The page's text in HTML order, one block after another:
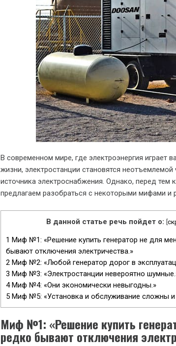
В современном мире, где электроэнергия играет
жизни, электростанции становятся
источника электроснабжения. Однако, перед тем
предлагаем разобраться с некоторыми мифами и
В данной статье речь пойдет о: [
1 Миф №1: «Решение купить генератор не для
бывают отключения электричества.»
2 Миф №2: «Любой генератор дорог в
3 Миф №3: «Электростанции невероятно
4Миф №4: «Они экономически невыгодны.»
5 Миф №5: «Установка и обслуживание сложны и
Миф №1: «Решение купить
редко бывают отключения